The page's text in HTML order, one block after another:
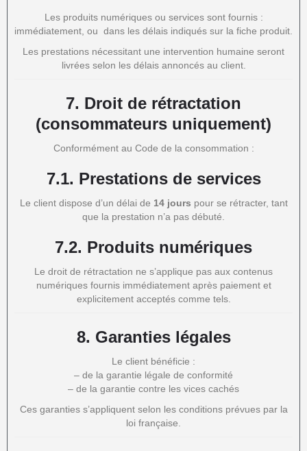
Les produits numériques ou services sont fournis :
immédiatement, ou dans les délais indiqués sur la fiche produit.
Les prestations nécessitant une intervention humaine seront
livrées selon les délais annoncés au client.
7. Droit de rétractation
(consommateurs uniquement)
Conformément au Code de la consommation :
7.1. Prestations de services
Le client dispose d’un délai de 14 jours pour se rétracter, tant
que la prestation n’a pas débuté.
7.2. Produits numériques
Le droit de rétractation ne s’applique pas aux contenus
numériques fournis immédiatement après paiement et
explicitement acceptés comme tels.
8. Garanties légales
Le client bénéficie :
– de la garantie légale de conformité
– de la garantie contre les vices cachés
Ces garanties s’appliquent selon les conditions prévues par la
loi française.